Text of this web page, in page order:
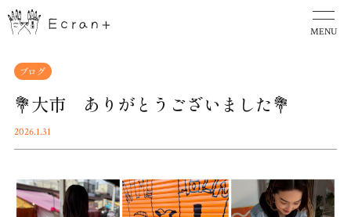
MENU
ブログ
💐大市 ありがとうございました💐
2026.1.31